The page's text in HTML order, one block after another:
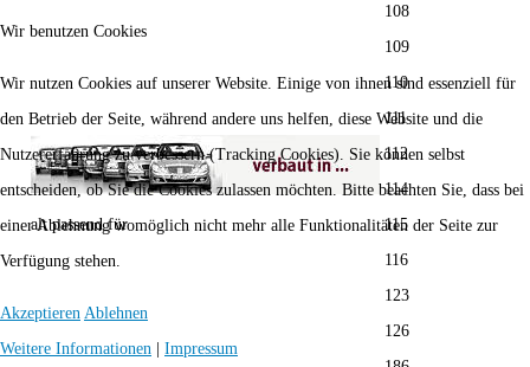
alt passend für
108
109
110
111
112
114
115
116
123
126
Wir benutzen Cookies
Wir nutzen Cookies auf unserer Website. Einige von ihnen sind essenziell für
den Betrieb der Seite, während andere uns helfen, diese Website und die
Nutzererfahrung zu verbessern (Tracking Cookies). Sie können selbst
entscheiden, ob Sie die Cookies zulassen möchten. Bitte beachten Sie, dass bei
einer Ablehnung womöglich nicht mehr alle Funktionalitäten der Seite zur
Verfügung stehen.
Akzeptieren Ablehnen
Weitere Informationen
Impressum